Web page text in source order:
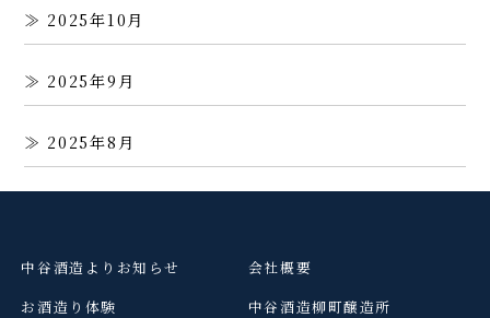
2025年10月
2025年9月
2025年8月
中谷酒造よりお知らせ
お酒造り体験
会社概要
中谷酒造柳町醸造所